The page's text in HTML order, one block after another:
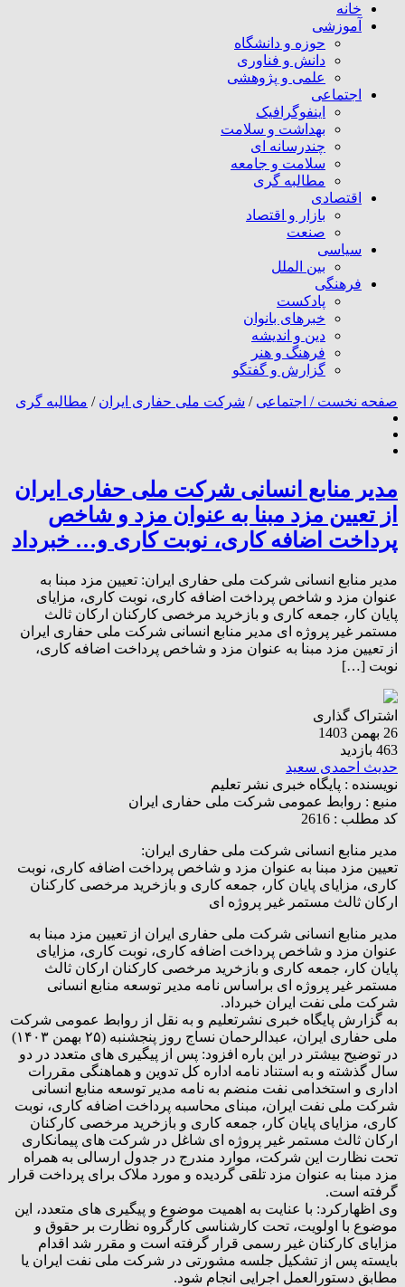
خانه
آموزشی
حوزه و دانشگاه
دانش و فناوری
علمی و پژوهشی
اجتماعی
اینفوگرافیک
بهداشت و سلامت
چندرسانه ای
سلامت و جامعه
مطالبه گری
اقتصادی
بازار و اقتصاد
صنعت
سیاسی
بین الملل
فرهنگی
پادکست
خبرهای بانوان
دین و اندیشه
فرهنگ و هنر
گزارش و گفتگو
صفحه نخست / اجتماعی / شرکت ملی حفاری ایران / مطالبه گری
مدیر منابع انسانی شرکت ملی حفاری ایران
از تعیین مزد مبنا به عنوان مزد و شاخص
پرداخت اضافه کاری، نوبت کاری و… خبرداد
مدیر منابع انسانی شرکت ملی حفاری ایران: تعیین مزد مبنا به
عنوان مزد و شاخص پرداخت اضافه کاری، نوبت کاری، مزایای
پایان کار، جمعه کاری و بازخرید مرخصی کارکنان ارکان ثالث
مستمر غیر پروژه ای مدیر منابع انسانی شرکت ملی حفاری ایران
از تعیین مزد مبنا به عنوان مزد و شاخص پرداخت اضافه کاری،
نوبت […]
اشتراک گذاری
26 بهمن 1403
463 بازدید
حدیث احمدی سعید
نویسنده : پایگاه خبری نشر تعلیم
منبع : روابط عمومی شرکت ملی حفاری ایران
کد مطلب : 2616
مدیر منابع انسانی شرکت ملی حفاری ایران:
تعیین مزد مبنا به عنوان مزد و شاخص پرداخت اضافه کاری، نوبت
کاری، مزایای پایان کار، جمعه کاری و بازخرید مرخصی کارکنان
ارکان ثالث مستمر غیر پروژه ای
مدیر منابع انسانی شرکت ملی حفاری ایران از تعیین مزد مبنا به
عنوان مزد و شاخص پرداخت اضافه کاری، نوبت کاری، مزایای
پایان کار، جمعه کاری و بازخرید مرخصی کارکنان ارکان ثالث
مستمر غیر پروژه ای براساس نامه مدیر توسعه منابع انسانی
شرکت ملی نفت ایران خبرداد.
به گزارش پایگاه خبری نشرتعلیم و به نقل از روابط عمومی شرکت
ملی حفاری ایران، عبدالرحمان نساج روز پنجشنبه (۲۵ بهمن ۱۴۰۳)
در توضیح بیشتر در این باره افزود: پس از پیگیری های متعدد در دو
سال گذشته و به استناد نامه اداره کل تدوین و هماهنگی مقررات
اداری و استخدامی نفت منضم به نامه مدیر توسعه منابع انسانی
شرکت ملی نفت ایران، مبنای محاسبه پرداخت اضافه کاری، نوبت
کاری، مزایای پایان کار، جمعه کاری و بازخرید مرخصی کارکنان
ارکان ثالث مستمر غیر پروژه ای شاغل در شرکت های پیمانکاری
تحت نظارت این شرکت، موارد مندرج در جدول ارسالی به همراه
مزد مبنا به عنوان مزد تلقی گردیده و مورد ملاک برای پرداخت قرار
گرفته است.
وی اظهارکرد: با عنایت به اهمیت موضوع و پیگیری های متعدد، این
موضوع با اولویت، تحت کارشناسی کارگروه نظارت بر حقوق و
مزایای کارکنان غیر رسمی قرار گرفته است و مقرر شد اقدام
بایسته پس از تشکیل جلسه مشورتی در شرکت ملی نفت ایران یا
مطابق دستورالعمل اجرایی انجام شود.